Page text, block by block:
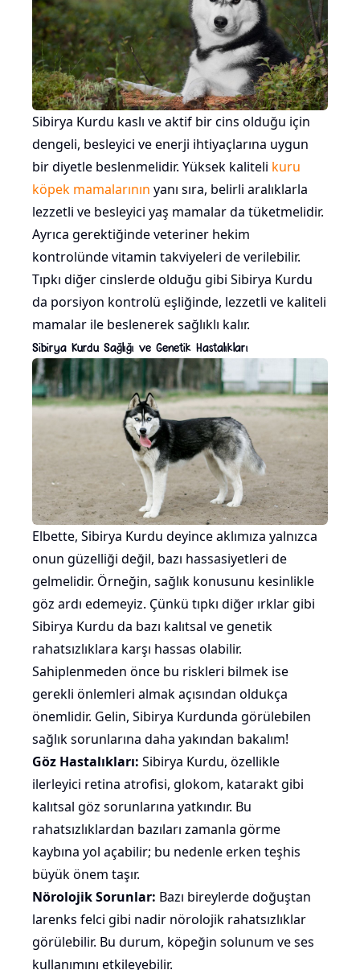
Sibirya Kurdu kaslı ve aktif bir cins olduğu için
dengeli, besleyici ve enerji ihtiyaçlarına uygun
bir diyetle beslenmelidir. Yüksek kaliteli kuru
köpek mamalarının yanı sıra, belirli aralıklarla
lezzetli ve besleyici yaş mamalar da tüketmelidir.
Ayrıca gerektiğinde veteriner hekim
kontrolünde vitamin takviyeleri de verilebilir.
Tıpkı diğer cinslerde olduğu gibi Sibirya Kurdu
da porsiyon kontrolü eşliğinde, lezzetli ve kaliteli
mamalar ile beslenerek sağlıklı kalır.
Sibirya Kurdu Sağlığı ve Genetik Hastalıkları
Elbette, Sibirya Kurdu deyince aklımıza yalnızca
onun güzelliği değil, bazı hassasiyetleri de
gelmelidir. Örneğin, sağlık konusunu kesinlikle
göz ardı edemeyiz. Çünkü tıpkı diğer ırklar gibi
Sibirya Kurdu da bazı kalıtsal ve genetik
rahatsızlıklara karşı hassas olabilir.
Sahiplenmeden önce bu riskleri bilmek ise
gerekli önlemleri almak açısından oldukça
önemlidir. Gelin, Sibirya Kurdunda görülebilen
sağlık sorunlarına daha yakından bakalım!
Göz Hastalıkları: Sibirya Kurdu, özellikle
ilerleyici retina atrofisi, glokom, katarakt gibi
kalıtsal göz sorunlarına yatkındır. Bu
rahatsızlıklardan bazıları zamanla görme
kaybına yol açabilir; bu nedenle erken teşhis
büyük önem taşır.
Nörolojik Sorunlar: Bazı bireylerde doğuştan
larenks felci gibi nadir nörolojik rahatsızlıklar
görülebilir. Bu durum, köpeğin solunum ve ses
kullanımını etkileyebilir.